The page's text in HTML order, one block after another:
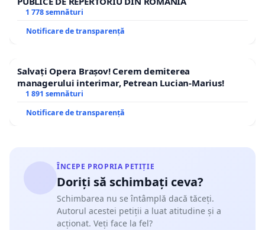
consecințele gestionării defectuoase a banului
public.
economică
Tăierile excesive pot genera efecte economice
negative pe termen lung: reducerea consumului,
societate slăbită economic este una în care statul
însuși devine mai vulnerabil.
5. Există alternative viabile la austeritate
1 778 semnături
Notificare de transparență
Salvați Opera Brașov! Cerem demiterea
managerului interimar, Petrean Lucian-Marius!
1 891 semnături
Notificare de transparență
ÎNCEPE PROPRIA PETIȚIE
Doriți să schimbați ceva?
Schimbarea nu se întâmplă dacă tăceți.
Autorul acestei petiții a luat atitudine și a
acționat. Veți face la fel?